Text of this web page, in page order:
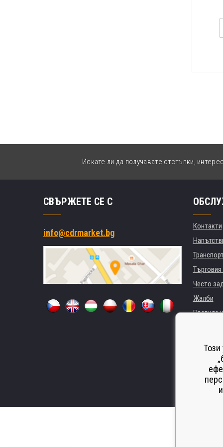
Искате ли да получавате отстъпки,
СВЪРЖЕТЕ СЕ С
info@cdrmarket.bg
Контакти
Често
Жалби
Правила
Наемане
Този